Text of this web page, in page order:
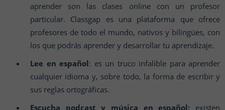
aprender son las clases online con un profesor
particular. Classgap es una plataforma que ofrece
profesores de todo el mundo, nativos y bilingües, con
los que podrás aprender y desarrollar tu aprendizaje.
Lee en español: es un truco infalible para aprender
cualquier idioma y, sobre todo, la forma de escribir y
sus reglas ortográficas.
Escucha podcast y música en español: existen